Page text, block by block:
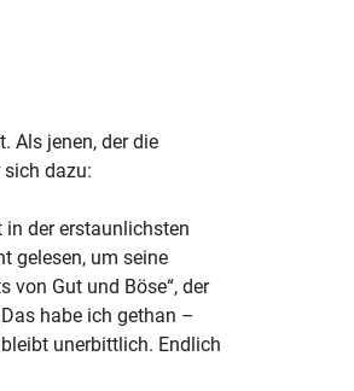
Als jenen, der die
dazu:
in der erstaunlichsten
gelesen, um seine
von Gut und Böse“, der
habe ich gethan –
unerbittlich. Endlich